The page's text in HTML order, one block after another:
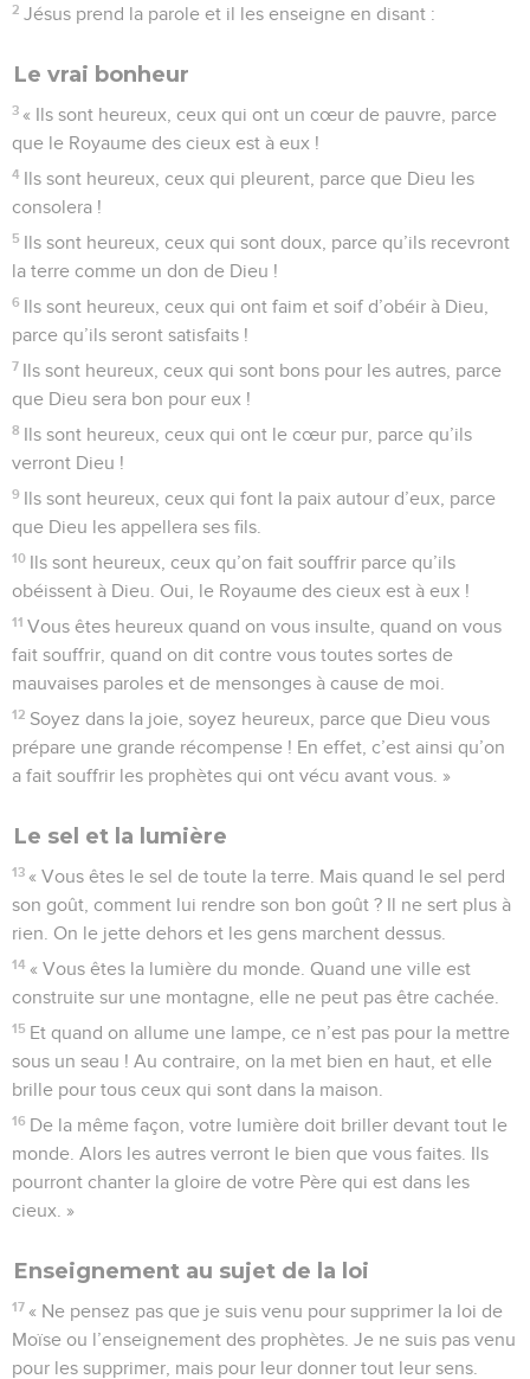
2 Jésus prend la parole et il les enseigne en disant :
Le vrai bonheur
3 « Ils sont heureux, ceux qui ont un cœur de pauvre, parce
que le Royaume des cieux est à eux !
4 Ils sont heureux, ceux qui pleurent, parce que Dieu les
consolera !
5 Ils sont heureux, ceux qui sont doux, parce qu’ils recevront
la terre comme un don de Dieu !
6 Ils sont heureux, ceux qui ont faim et soif d’obéir à Dieu,
parce qu’ils seront satisfaits !
7 Ils sont heureux, ceux qui sont bons pour les autres, parce
que Dieu sera bon pour eux !
8 Ils sont heureux, ceux qui ont le cœur pur, parce qu’ils
verront Dieu !
9 Ils sont heureux, ceux qui font la paix autour d’eux, parce
que Dieu les appellera ses fils.
10 Ils sont heureux, ceux qu’on fait souffrir parce qu’ils
obéissent à Dieu. Oui, le Royaume des cieux est à eux !
11 Vous êtes heureux quand on vous insulte, quand on vous
fait souffrir, quand on dit contre vous toutes sortes de
mauvaises paroles et de mensonges à cause de moi.
12 Soyez dans la joie, soyez heureux, parce que Dieu vous
prépare une grande récompense ! En effet, c’est ainsi qu’on
a fait souffrir les prophètes qui ont vécu avant vous. »
Le sel et la lumière
13 « Vous êtes le sel de toute la terre. Mais quand le sel perd
son goût, comment lui rendre son bon goût ? Il ne sert plus à
rien. On le jette dehors et les gens marchent dessus.
14 « Vous êtes la lumière du monde. Quand une ville est
construite sur une montagne, elle ne peut pas être cachée.
15 Et quand on allume une lampe, ce n’est pas pour la mettre
sous un seau ! Au contraire, on la met bien en haut, et elle
brille pour tous ceux qui sont dans la maison.
16 De la même façon, votre lumière doit briller devant tout le
monde. Alors les autres verront le bien que vous faites. Ils
pourront chanter la gloire de votre Père qui est dans les
cieux. »
Enseignement au sujet de la loi
17 « Ne pensez pas que je suis venu pour supprimer la loi de
Moïse ou l’enseignement des prophètes. Je ne suis pas venu
pour les supprimer, mais pour leur donner tout leur sens.